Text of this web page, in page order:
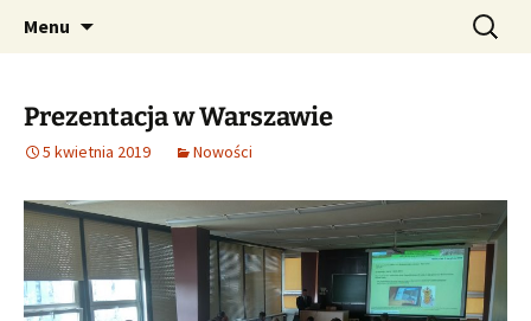
ARFAT
AUGMENTED REALITY FORMWORK ASSEMBLY
TRAINING
Menu Szukaj:
Prezentacja w Warszawie
5 kwietnia 2019 Nowości